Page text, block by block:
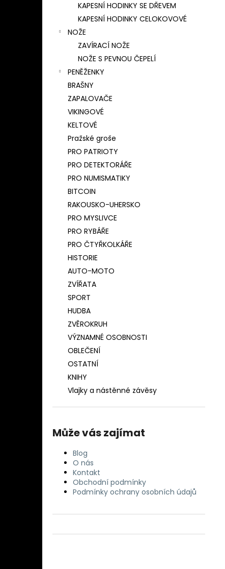
KAPESNÍ HODINKY SE DŘEVEM
KAPESNÍ HODINKY CELOKOVOVÉ
NOŽE
ZAVÍRACÍ NOŽE
NOŽE S PEVNOU ČEPELÍ
PENĚŽENKY
BRAŠNY
ZAPALOVAČE
VIKINGOVÉ
KELTOVÉ
Pražské groše
PRO PATRIOTY
PRO DETEKTORÁŘE
PRO NUMISMATIKY
BITCOIN
RAKOUSKO-UHERSKO
PRO MYSLIVCE
PRO RYBÁŘE
PRO ČTYŘKOLKÁŘE
HISTORIE
AUTO-MOTO
ZVÍŘATA
SPORT
HUDBA
ZVĚROKRUH
VÝZNAMNÉ OSOBNOSTI
OBLEČENÍ
OSTATNÍ
KNIHY
Vlajky a nástěnné závěsy
Může vás zajímat
Blog
O nás
Kontakt
Obchodní podmínky
Podmínky ochrany osobních údajů